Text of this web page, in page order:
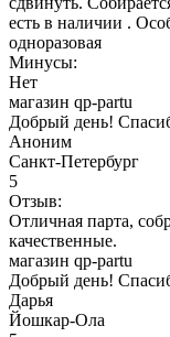
есть в наличии .
одноразовая
Минусы:
Нет
магазин qp-partu
Добрый день!
Аноним
Санкт-Петербург
5
Отзыв:
Отличная парта,
качественные.
магазин qp-partu
Добрый день!
Дарья
Йошкар-Ола